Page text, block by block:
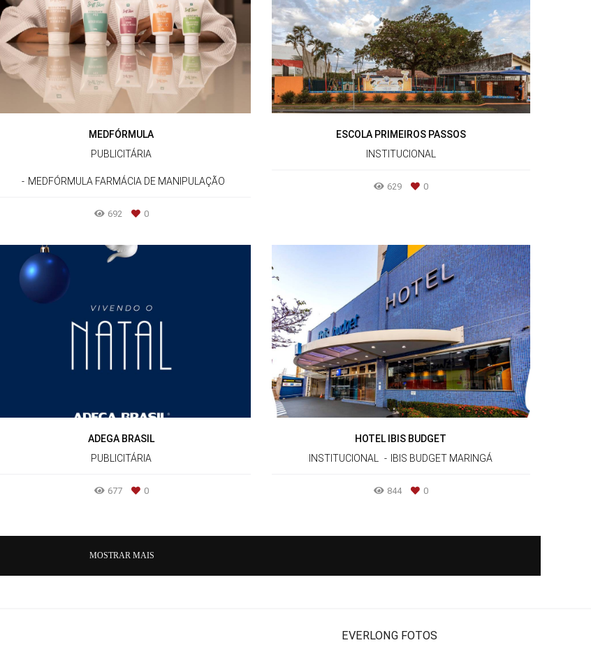
MEDFÓRMULA
PUBLICITÁRIA
MEDFÓRMULA FARMÁCIA DE MANIPULAÇÃO
692 0
ESCOLA PRIMEIROS PASSOS
INSTITUCIONAL
629 0
ADEGA BRASIL
PUBLICITÁRIA
677 0
HOTEL IBIS BUDGET
INSTITUCIONAL
IBIS BUDGET MARINGÁ
844 0
MOSTRAR MAIS
EVERLONG FOTOS